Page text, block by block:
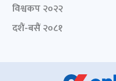
विश्वकप २०२२
दशैं-बसैं २०८१